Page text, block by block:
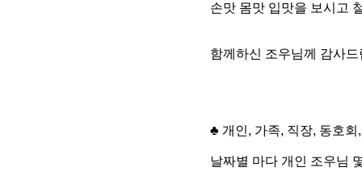
손맛 몸맛 입맛을 보시고
함께하신 조우님께 감사드
♣ 개인, 가족, 직장, 동호
날짜별 마다 개인 조우님